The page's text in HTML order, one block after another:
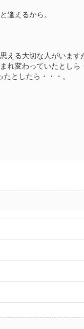
逢えるから。
える大切な人がいます
れ変わっていたとしら
としたら・・・。